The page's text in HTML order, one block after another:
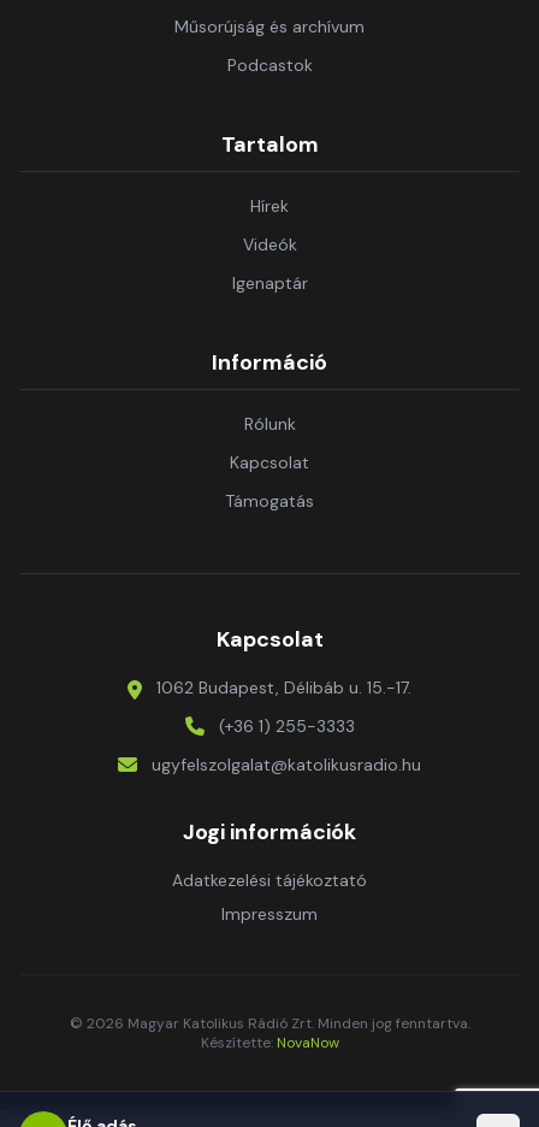
Műsorújság és archívum
Podcastok
Tartalom
Hírek
Videók
Igenaptár
Információ
Rólunk
Kapcsolat
Támogatás
Kapcsolat
1062 Budapest, Délibáb u. 15.-17.
(+36 1) 255-3333
ugyfelszolgalat@katolikusradio.hu
Jogi információk
Adatkezelési tájékoztató
Impresszum
© 2026 Magyar Katolikus Rádió Zrt. Minden jog fenntartva.
Készítette: NovaNow